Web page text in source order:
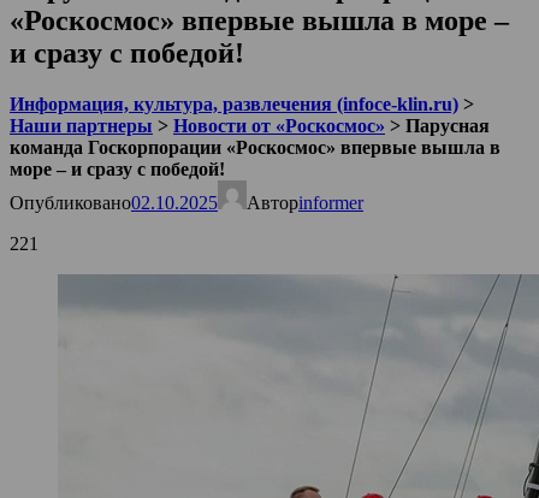
«Роскосмос» впервые вышла в море –
и сразу с победой!
Информация, культура, развлечения (infoce-klin.ru) >
Наши партнеры > Новости от «Роскосмос» > Парусная
команда Госкорпорации «Роскосмос» впервые вышла в
море – и сразу с победой!
Опубликовано02.10.2025 Авторinformer
221